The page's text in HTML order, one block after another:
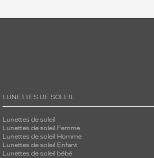
LUNETTES DE SOLEIL
Lunettes de soleil
Lunettes de soleil Femme
Lunettes de soleil Homme
Lunettes de soleil Enfant
Lunettes de soleil bébé